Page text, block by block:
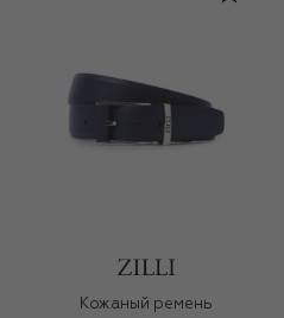
Кожаный ремень